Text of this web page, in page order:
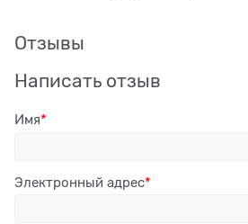
Отзывы
Написать отзыв
Имя
Электронный адрес